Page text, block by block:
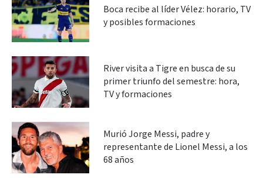
Boca recibe al líder Vélez: horario, TV
y posibles formaciones
River visita a Tigre en busca de su
primer triunfo del semestre: hora,
TV y formaciones
Murió Jorge Messi, padre y
representante de Lionel Messi, a los
68 años